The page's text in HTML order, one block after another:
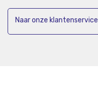
Naar onze klantenservice